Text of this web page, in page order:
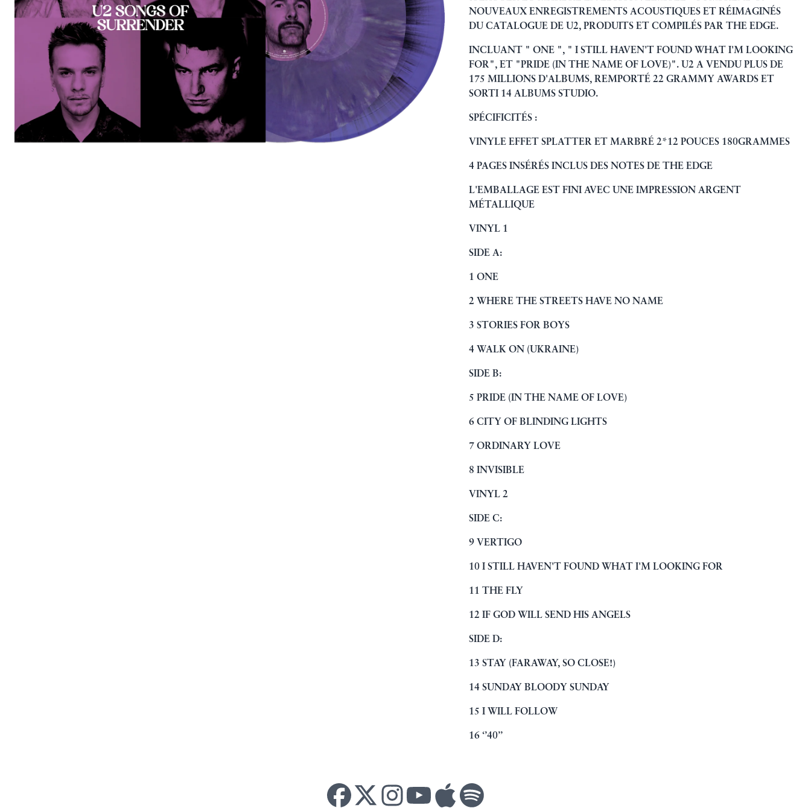
NOUVEAUX ENREGISTREMENTS ACOUSTIQUES ET RÉIMAGINÉS
DU CATALOGUE DE U2, PRODUITS ET COMPILÉS PAR THE EDGE.
INCLUANT " ONE ", " I STILL HAVEN'T FOUND WHAT I'M LOOKING
FOR", ET "PRIDE (IN THE NAME OF LOVE)". U2 A VENDU PLUS DE
175 MILLIONS D'ALBUMS, REMPORTÉ 22 GRAMMY AWARDS ET
SORTI 14 ALBUMS STUDIO.
SPÉCIFICITÉS :
VINYLE EFFET SPLATTER ET MARBRÉ 2*12 POUCES 180GRAMMES
4 PAGES INSÉRÉS INCLUS DES NOTES DE THE EDGE
L'EMBALLAGE EST FINI AVEC UNE IMPRESSION ARGENT
MÉTALLIQUE
VINYL 1
SIDE A:
1 ONE
2 WHERE THE STREETS HAVE NO NAME
3 STORIES FOR BOYS
4 WALK ON (UKRAINE)
SIDE B:
5 PRIDE (IN THE NAME OF LOVE)
6 CITY OF BLINDING LIGHTS
7 ORDINARY LOVE
8 INVISIBLE
VINYL 2
SIDE C:
9 VERTIGO
10 I STILL HAVEN'T FOUND WHAT I'M LOOKING FOR
11 THE FLY
12 IF GOD WILL SEND HIS ANGELS
SIDE D:
13 STAY (FARAWAY, SO CLOSE!)
14 SUNDAY BLOODY SUNDAY
15 I WILL FOLLOW
16 ‘’40’’